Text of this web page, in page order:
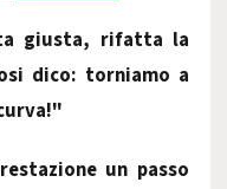
giusta, rifatta la
dico: torniamo a
un passo